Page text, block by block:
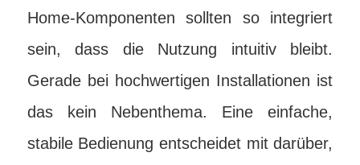
Home-Komponenten sollten so integriert
sein, dass die Nutzung intuitiv bleibt.
Gerade bei hochwertigen Installationen ist
das kein Nebenthema. Eine einfache,
stabile Bedienung entscheidet mit darüber,